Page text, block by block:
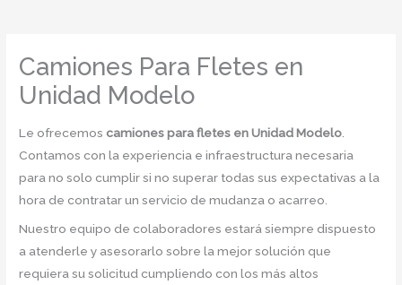
Camiones Para Fletes en
Unidad Modelo
Le ofrecemos camiones para fletes en Unidad Modelo
Contamos con la experiencia e infraestructura necesaria
para no solo cumplir si no superar todas sus expectativas a la
hora de contratar un servicio de mudanza o acarreo.
Nuestro equipo de colaboradores estará siempre dispuesto
a atenderle y asesorarlo sobre la mejor solución que
requiera su solicitud cumpliendo con los más altos